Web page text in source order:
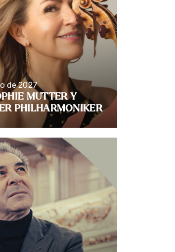
de 2027
MUTTER Y
PHILHARMONIKER